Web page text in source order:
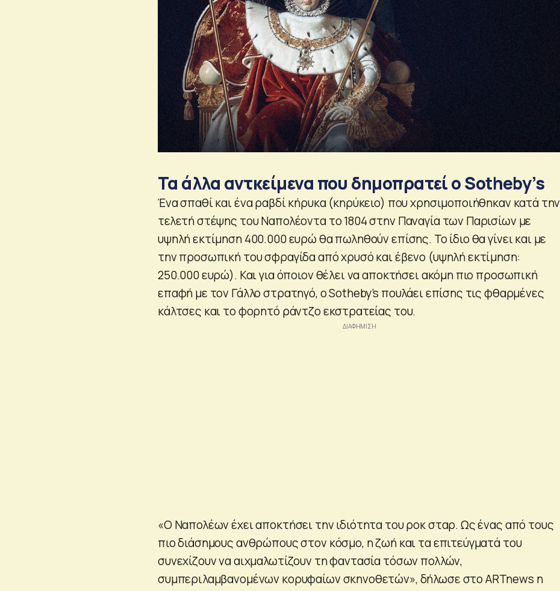
Τα άλλα αντκείμενα που δημοπρατεί ο Sotheby’s
Ένα σπαθί και ένα ραβδί κήρυκα (κηρύκειο) που χρησιμοποιήθηκαν κατά την
τελετή στέψης του Ναπολέοντα το 1804 στην Παναγία των Παρισίων με
υψηλή εκτίμηση 400.000 ευρώ θα πωληθούν επίσης. Το ίδιο θα γίνει και με
την προσωπική του σφραγίδα από χρυσό και έβενο (υψηλή εκτίμηση:
250.000 ευρώ). Και για όποιον θέλει να αποκτήσει ακόμη πιο προσωπική
επαφή με τον Γάλλο στρατηγό, ο Sotheby’s πουλάει επίσης τις φθαρμένες
κάλτσες και το φορητό ράντζο εκστρατείας του.
«Ο Ναπολέων έχει αποκτήσει την ιδιότητα του ροκ σταρ. Ως ένας από τους
πιο διάσημους ανθρώπους στον κόσμο, η ζωή και τα επιτεύγματά του
συνεχίζουν να αιχμαλωτίζουν τη φαντασία τόσων πολλών,
συμπεριλαμβανομένων κορυφαίων σκηνοθετών», δήλωσε στο ARTnews η